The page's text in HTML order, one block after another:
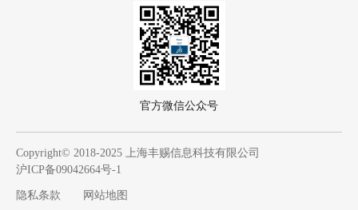
官方微信公众号
Copyright© 2018-2025 上海丰赐信息科技有限公司
沪ICP备09042664号-1
隐私条款 网站地图